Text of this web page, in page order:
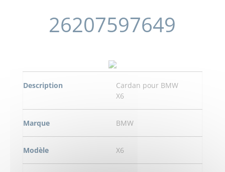
26207597649
Description
Cardan pour BMW
X6
Marque BMW
Modèle X6